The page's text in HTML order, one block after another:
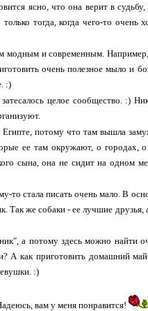
ясно, что она верит в
тогда, когда чего-то очень
модным и современным.
очень полезное мыло и
:)
целое сообщество. :)
потому что там вышла
ее там окружают, о городах,
сына, она не сидит на одном
то стала писать очень мало. В
Так же собаки - ее лучшие
а потому здесь можно
А как приготовить домашний
:)
вам у меня понравится!